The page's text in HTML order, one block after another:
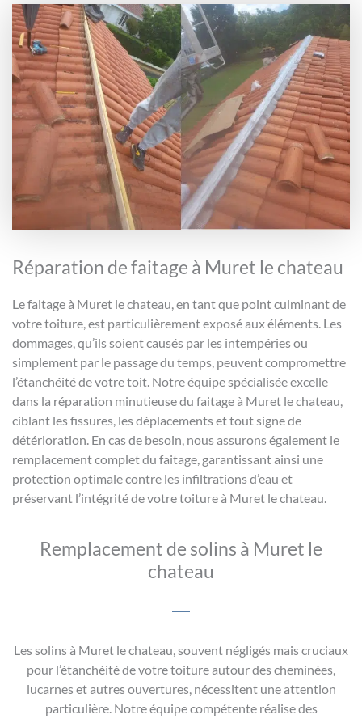
Réparation de faitage à Muret le chateau
Le faitage à Muret le chateau, en tant que point culminant de
votre toiture, est particulièrement exposé aux éléments. Les
dommages, qu’ils soient causés par les intempéries ou
simplement par le passage du temps, peuvent compromettre
l’étanchéité de votre toit. Notre équipe spécialisée excelle
dans la réparation minutieuse du faitage à Muret le chateau,
ciblant les fissures, les déplacements et tout signe de
détérioration. En cas de besoin, nous assurons également le
remplacement complet du faitage, garantissant ainsi une
protection optimale contre les infiltrations d’eau et
préservant l’intégrité de votre toiture à Muret le chateau.
Remplacement de solins à Muret le
chateau
Les solins à Muret le chateau, souvent négligés mais cruciaux
pour l’étanchéité de votre toiture autour des cheminées,
lucarnes et autres ouvertures, nécessitent une attention
particulière. Notre équipe compétente réalise des